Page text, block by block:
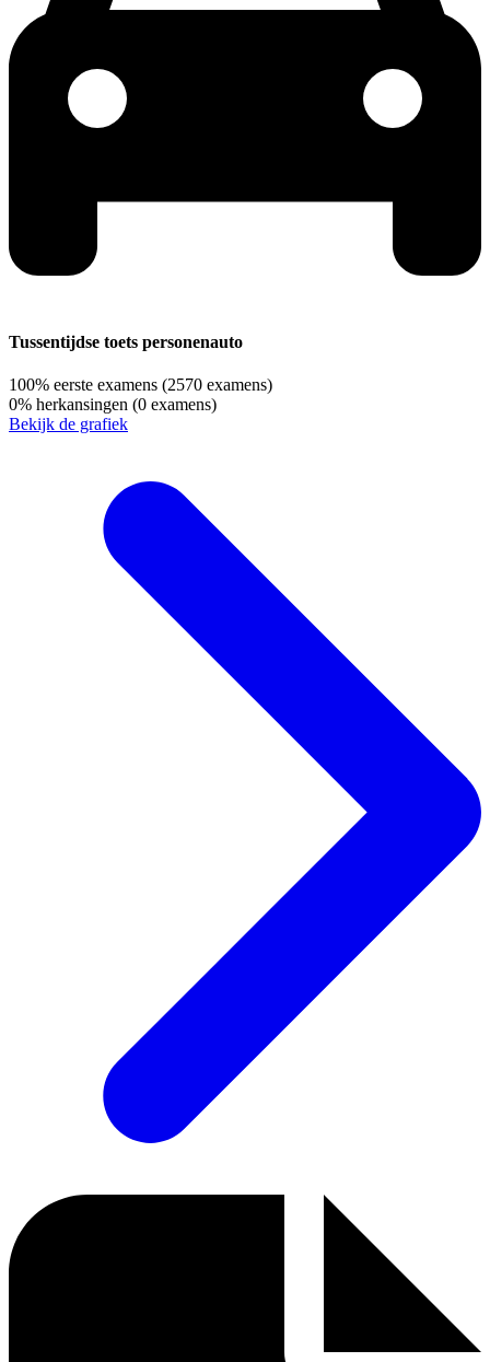
Tussentijdse toets personenauto
100% eerste examens (2570 examens)
0% herkansingen (0 examens)
Bekijk de grafiek